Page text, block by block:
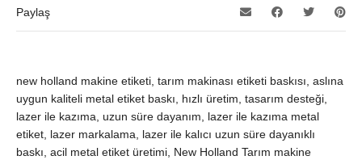
Paylaş
new holland makine etiketi, tarım makinası etiketi baskısı, aslına
uygun kaliteli metal etiket baskı, hızlı üretim, tasarım desteği,
lazer ile kazıma, uzun süre dayanım, lazer ile kazıma metal
etiket, lazer markalama, lazer ile kalıcı uzun süre dayanıklı
baskı, acil metal etiket üretimi, New Holland Tarım makine